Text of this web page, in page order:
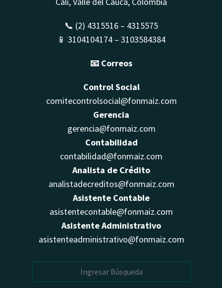
📞 (2) 4315516 – 4315575
📱 3104104174 – 3103584384
📧 Correos
Control Social
comitecontrolsocial@fonmaiz.com
Gerencia
gerencia@fonmaiz.com
Contabilidad
contabilidad@fonmaiz.com
Analista de Crédito
analistadecreditos@fonmaiz.com
Asistente Contable
asistentecontable@fonmaiz.com
Asistente Administrativo
asistenteadministrativo@fonmaiz.com